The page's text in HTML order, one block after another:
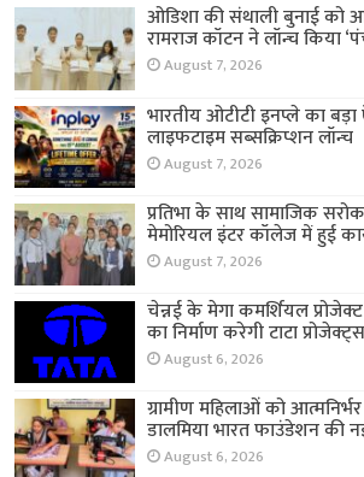
ओडिशा की संथाली बुनाई को
रामराज कॉटन ने लॉन्च किया
August 7, 2026
भारतीय ओटीटी इनप्ले का
लाइफटाइम सब्सक्रिप्शन लॉन्च
August 7, 2026
प्रतिभा के साथ सामाजिक
मेमोरियल इंटर कॉलेज में हुई
August 7, 2026
चेन्नई के मेगा कमर्शियल
का निर्माण करेगी टाटा प्रोजेक्ट्स
August 6, 2026
ग्रामीण महिलाओं को
डालमिया भारत फाउंडेशन की
August 6, 2026